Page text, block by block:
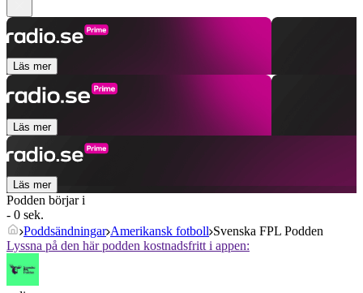
Läs mer
Läs mer
Läs mer
Podden börjar i
- 0 sek.
Poddsändningar Amerikansk fotboll Svenska FPL Podden
Lyssna på den här podden kostnadsfritt i appen: